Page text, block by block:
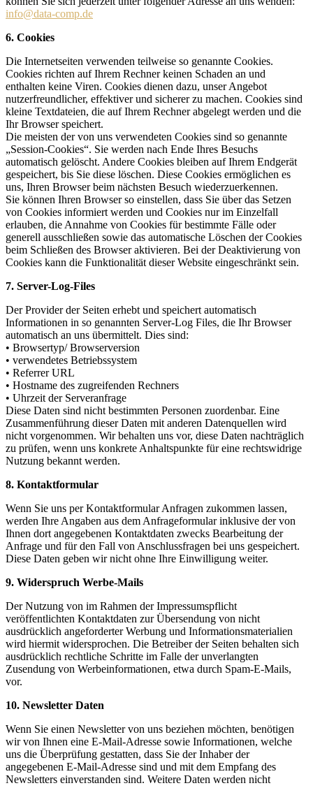
info@data-comp.de
6. Cookies
Die Internetseiten verwenden teilweise so genannte Cookies.
Cookies richten auf Ihrem Rechner keinen Schaden an und
enthalten keine Viren. Cookies dienen dazu, unser Angebot
nutzerfreundlicher, effektiver und sicherer zu machen. Cookies sind
kleine Textdateien, die auf Ihrem Rechner abgelegt werden und die
Ihr Browser speichert.
Die meisten der von uns verwendeten Cookies sind so genannte
„Session-Cookies“. Sie werden nach Ende Ihres Besuchs
automatisch gelöscht. Andere Cookies bleiben auf Ihrem Endgerät
gespeichert, bis Sie diese löschen. Diese Cookies ermöglichen es
uns, Ihren Browser beim nächsten Besuch wiederzuerkennen.
Sie können Ihren Browser so einstellen, dass Sie über das Setzen
von Cookies informiert werden und Cookies nur im Einzelfall
erlauben, die Annahme von Cookies für bestimmte Fälle oder
generell ausschließen sowie das automatische Löschen der Cookies
beim Schließen des Browser aktivieren. Bei der Deaktivierung von
Cookies kann die Funktionalität dieser Website eingeschränkt sein.
7. Server-Log-Files
Der Provider der Seiten erhebt und speichert automatisch
Informationen in so genannten Server-Log Files, die Ihr Browser
automatisch an uns übermittelt. Dies sind:
• Browsertyp/ Browserversion
• verwendetes Betriebssystem
• Referrer URL
• Hostname des zugreifenden Rechners
• Uhrzeit der Serveranfrage
Diese Daten sind nicht bestimmten Personen zuordenbar. Eine
Zusammenführung dieser Daten mit anderen Datenquellen wird
nicht vorgenommen. Wir behalten uns vor, diese Daten nachträglich
zu prüfen, wenn uns konkrete Anhaltspunkte für eine rechtswidrige
Nutzung bekannt werden.
8. Kontaktformular
Wenn Sie uns per Kontaktformular Anfragen zukommen lassen,
werden Ihre Angaben aus dem Anfrageformular inklusive der von
Ihnen dort angegebenen Kontaktdaten zwecks Bearbeitung der
Anfrage und für den Fall von Anschlussfragen bei uns gespeichert.
Diese Daten geben wir nicht ohne Ihre Einwilligung weiter.
9. Widerspruch Werbe-Mails
Der Nutzung von im Rahmen der Impressumspflicht
veröffentlichten Kontaktdaten zur Übersendung von nicht
ausdrücklich angeforderter Werbung und Informationsmaterialien
wird hiermit widersprochen. Die Betreiber der Seiten behalten sich
ausdrücklich rechtliche Schritte im Falle der unverlangten
Zusendung von Werbeinformationen, etwa durch Spam-E-Mails,
vor.
10. Newsletter Daten
Wenn Sie einen Newsletter von uns beziehen möchten, benötigen
wir von Ihnen eine E-Mail-Adresse sowie Informationen, welche
uns die Überprüfung gestatten, dass Sie der Inhaber der
angegebenen E-Mail-Adresse sind und mit dem Empfang des
Newsletters einverstanden sind. Weitere Daten werden nicht